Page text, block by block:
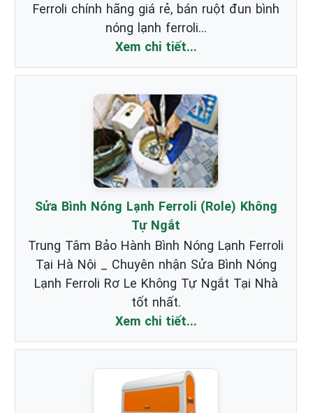
Ferroli chính hãng giá rẻ, bán ruột đun bình
nóng lạnh ferroli...
Xem chi tiết...
Sửa Bình Nóng Lạnh Ferroli (Role) Không
Tự Ngắt
Trung Tâm Bảo Hành Bình Nóng Lạnh Ferroli
Tại Hà Nội _ Chuyên nhận Sửa Bình Nóng
Lạnh Ferroli Rơ Le Không Tự Ngắt Tại Nhà
tốt nhất.
Xem chi tiết...